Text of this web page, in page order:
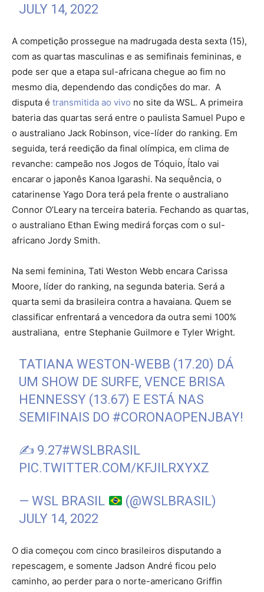
JULY 14, 2022
A competição prossegue na madrugada desta sexta (15),
com as quartas masculinas e as semifinais femininas, e
pode ser que a etapa sul-africana chegue ao fim no
mesmo dia, dependendo das condições do mar. A
disputa é transmitida ao vivo no site da WSL. A primeira
bateria das quartas será entre o paulista Samuel Pupo e
o australiano Jack Robinson, vice-líder do ranking. Em
seguida, terá reedição da final olímpica, em clima de
revanche: campeão nos Jogos de Tóquio, Ítalo vai
encarar o japonês Kanoa Igarashi. Na sequência, o
catarinense Yago Dora terá pela frente o australiano
Connor O’Leary na terceira bateria. Fechando as quartas,
o australiano Ethan Ewing medirá forças com o sul-
africano Jordy Smith.
Na semi feminina, Tati Weston Webb encara Carissa
Moore, líder do ranking, na segunda bateria. Será a
quarta semi da brasileira contra a havaiana. Quem se
classificar enfrentará a vencedora da outra semi 100%
australiana, entre Stephanie Guilmore e Tyler Wright.
TATIANA WESTON-WEBB (17.20) DÁ
UM SHOW DE SURFE, VENCE BRISA
HENNESSY (13.67) E ESTÁ NAS
SEMIFINAIS DO #CORONAOPENJBAY!
✍️ 9.27#WSLBRASIL
PIC.TWITTER.COM/KFJILRXYXZ
— WSL BRASIL
(@WSLBRASIL)
JULY 14, 2022
O dia começou com cinco brasileiros disputando a
repescagem, e somente Jadson André ficou pelo
caminho, ao perder para o norte-americano Griffin